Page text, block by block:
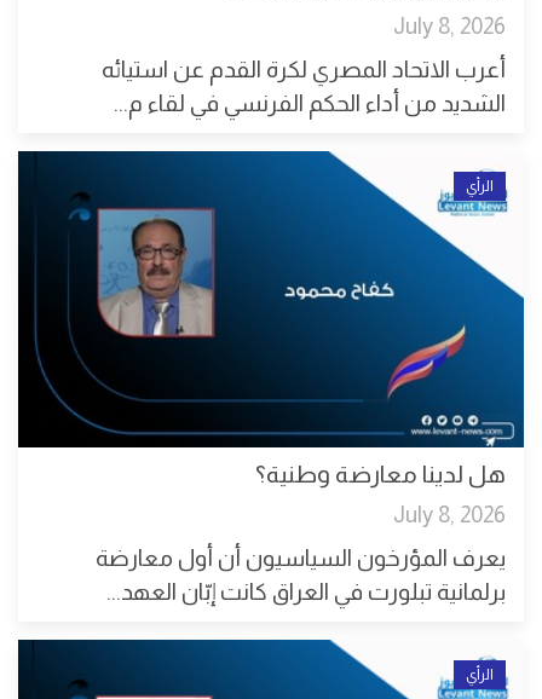
July 8, 2026
أعرب الاتحاد المصري لكرة القدم عن استيائه
الشديد من أداء الحكم الفرنسي في لقاء م...
الرأي
هل لدينا معارضة وطنية؟
July 8, 2026
يعرف المؤرخون السياسيون أن أول معارضة
برلمانية تبلورت في العراق كانت إبّان العهد...
الرأي